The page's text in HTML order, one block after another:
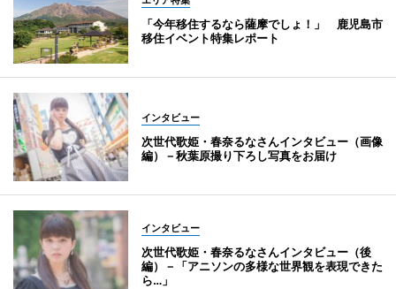
「今年移住するなら薩摩でしょ！」 鹿児島市
移住イベント特集レポート
インタビュー
次世代歌姫・春奈るなさんインタビュー（画像
編）－秋葉原撮り下ろし写真をお届け
インタビュー
次世代歌姫・春奈るなさんインタビュー（後
編）－「アニソンの多様な世界観を表現できた
ら…」